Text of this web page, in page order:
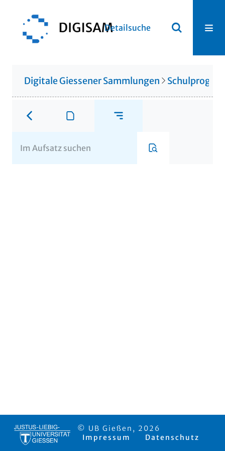
Detailsuche
Digitale Giessener Sammlungen
© UB Gießen, 2026
Impressum
Datenschutz